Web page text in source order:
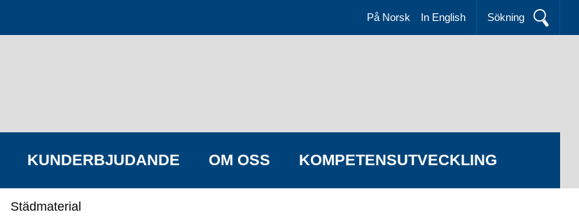
Sökning
På Norsk In English
KUNDERBJUDANDE OM OSS KOMPETENSUTVECKLING
Städmaterial